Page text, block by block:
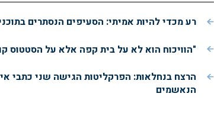
רע מכדי להיות אמיתי: הסעיפים הנסתרים
"הוויכוח הוא לא על בית קפה אלא על הסטטוס
הרצח בנחלאות: הפרקליטות הגישה שני כתבי
הנאשמים